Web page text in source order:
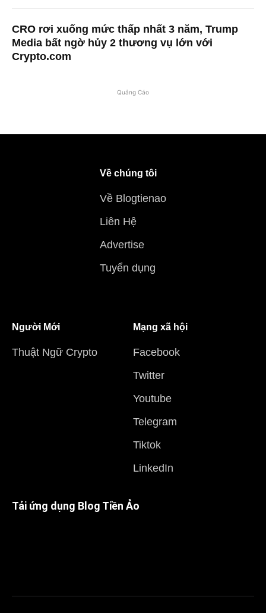
CRO rơi xuống mức thấp nhất 3 năm, Trump
Media bất ngờ hủy 2 thương vụ lớn với
Crypto.com
Quảng Cáo
Về chúng tôi
Về Blogtienao
Liên Hệ
Advertise
Tuyển dụng
Người Mới
Thuật Ngữ Crypto
Mạng xã hội
Facebook
Twitter
Youtube
Telegram
Tiktok
LinkedIn
Tải ứng dụng Blog Tiền Ảo